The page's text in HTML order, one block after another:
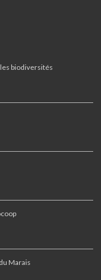
biodiversités
Marais